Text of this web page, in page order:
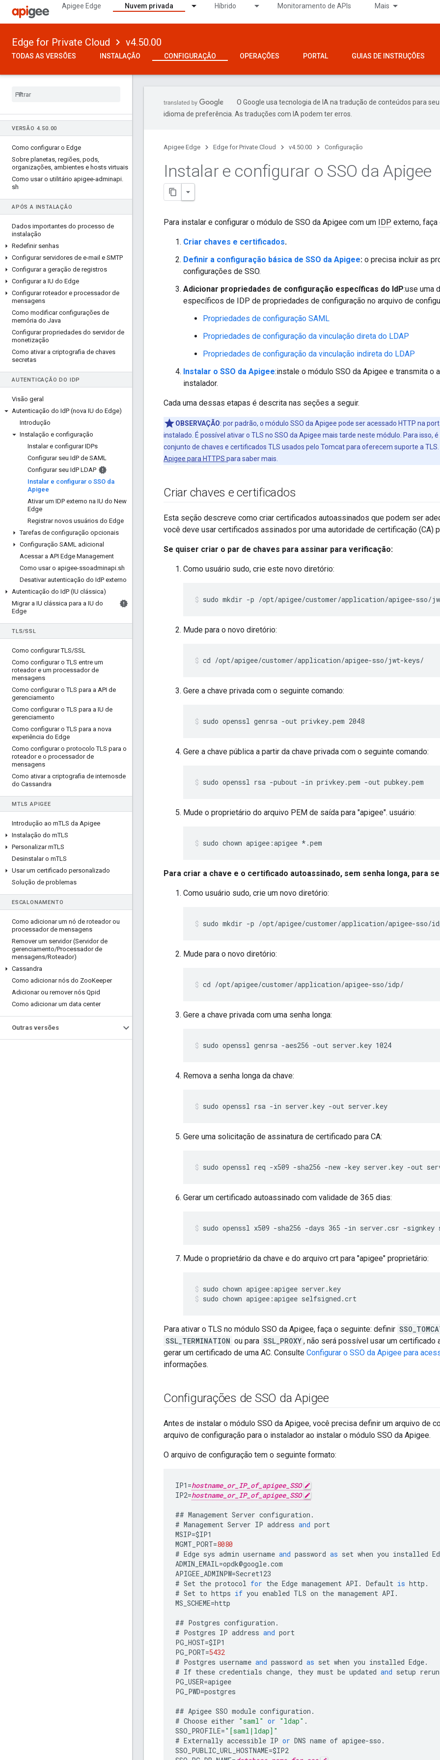
Apigee Edge Nuvem privada Híbrido Monitoramento de APIs Mais
Edge for Private Cloud v4.50.00
TODAS AS VERSÕES INSTALAÇÃO CONFIGURAÇÃO OPERAÇÕES PORTAL GUIAS DE INSTRUÇÕES
VERSÃO 4. 50.00
Como configurar o Edge
Sobre planetas, regiões, pods,
organizações, ambientes e hosts virtuais
Como usar o utilitário apigee-adminapi.
sh
APÓS A INSTALAÇÃO
Dados importantes do processo de
instalação
Redefinir senhas
Configurar servidores de e-mail e SMTP
Configurar a geração de registros
Configurar a IU do Edge
Configurar roteador e processador de
mensagens
Como modificar configurações de
memória do Java
Configurar propriedades do servidor de
monetização
Como ativar a criptografia de chaves
secretas
AUTENTICAÇÃO DO IDP
Visão geral
Autenticação do IdP (nova IU do Edge)
Introdução
Instalação e configuração
Instalar e configurar IDPs
Configurar seu IdP de SAML
Configurar seu IdP LDAP
Instalar e configurar o SSO da
Apigee
Ativar um IDP externo na IU do New
Edge
Registrar novos usuários do Edge
Tarefas de configuração opcionais
Configuração SAML adicional
Acessar a API Edge Management
Como usar o apigee-ssoadminapi.sh
Desativar autenticação do IdP externo
Autenticação do IdP (IU clássica)
Migrar a IU clássica para a IU do
Edge
TLS/SSL
Como configurar TLS/SSL
Como configurar o TLS entre um
roteador e um processador de
mensagens
Como configurar o TLS para a API de
gerenciamento
Como configurar o TLS para a IU de
gerenciamento
Como configurar o TLS para a nova
experiência do Edge
Como configurar o protocolo TLS para o
roteador e o processador de
mensagens
Como ativar a criptografia de internosde
do Cassandra
MTLS APIGEE
Introdução ao mTLS da Apigee
Instalação do mTLS
Personalizar mTLS
Desinstalar o mTLS
Usar um certificado personalizado
Solução de problemas
ESCALONAMENTO
Como adicionar um nó de roteador ou
processador de mensagens
Remover um servidor (Servidor de
gerenciamento/Processador de
mensagens/Roteador)
Cassandra
Como adicionar nós do ZooKeeper
Adicionar ou remover nós Qpid
Como adicionar um data center
Outras versões
O Google usa tecnologia de IA na tradução de conteúdos para seu
idioma de preferência. As traduções com IA podem ter erros.
Apigee Edge Edge for Private Cloud v4.50.00 Configuração
Instalar e configurar o SSO da Apigee
Para instalar e configurar o módulo de SSO da Apigee com um IDP externo,
Criar chaves e certificados.
Definir a configuração básica de SSO da Apigee: o precisa incluir as
configurações de SSO.
Adicionar propriedades de configuração específicas do IdP:use uma
específicos de IDP de propriedades de configuração no arquivo de
Propriedades de configuração SAML
Propriedades de configuração da vinculação direta do LDAP
Propriedades de configuração da vinculação indireta do LDAP
Instalar o SSO da Apigee:instale o módulo SSO da Apigee e transmita o
instalador.
Cada uma dessas etapas é descrita nas seções a seguir.
OBSERVAÇÃO: por padrão, o módulo SSO da Apigee pode ser acessado HTTP na
instalado. É possível ativar o TLS no SSO da Apigee mais tarde neste módulo. Para isso,
conjunto de chaves e certificados TLS usados pelo Tomcat para oferecem suporte a
Apigee para HTTPS para saber mais.
Criar chaves e certificados
Esta seção descreve como criar certificados autoassinados que podem ser
você deve usar certificados assinados por uma autoridade de certificação (CA)
Se quiser criar o par de chaves para assinar para verificação:
Como usuário sudo, crie este novo diretório:
sudo mkdir -p /opt/apigee/customer/application/apigee-sso/
Mude para o novo diretório:
cd /opt/apigee/customer/application/apigee-sso/jwt-keys/
Gere a chave privada com o seguinte comando:
sudo openssl genrsa -out privkey.pem 2048
Gere a chave pública a partir da chave privada com o seguinte comando:
sudo openssl rsa -pubout -in privkey.pem -out pubkey.pem
Mude o proprietário do arquivo PEM de saída para "apigee". usuário:
sudo chown apigee:apigee *.pem
Para criar a chave e o certificado autoassinado, sem senha longa, para
Como usuário sudo, crie um novo diretório:
sudo mkdir -p /opt/apigee/customer/application/apigee-sso/
Mude para o novo diretório:
cd /opt/apigee/customer/application/apigee-sso/idp/
Gere a chave privada com uma senha longa:
sudo openssl genrsa -aes256 -out server.key 1024
Remova a senha longa da chave:
sudo openssl rsa -in server.key -out server.key
Gere uma solicitação de assinatura de certificado para CA:
sudo openssl req -x509 -sha256 -new -key server.key -out
Gerar um certificado autoassinado com validade de 365 dias:
sudo openssl x509 -sha256 -days 365 -in server.csr -
Mude o proprietário da chave e do arquivo crt para "apigee" proprietário:
sudo chown apigee:apigee selfsigned.crt
Para ativar o TLS no módulo SSO da Apigee, faça o seguinte: definir
SSL_TERMINATION ou para SSL_PROXY , não será possível usar um certificado
gerar um certificado de uma AC. Consulte Configurar o SSO da Apigee para
informações.
Configurações de SSO da Apigee
Antes de instalar o módulo SSO da Apigee, você precisa definir um arquivo de
arquivo de configuração para o instalador ao instalar o módulo SSO da Apigee.
O arquivo de configuração tem o seguinte formato:
IP1 =hostname_or_IP_of_apigee_SSO
IP2=hostname_or_IP_of_apigee_SSO
## Management Server configuration .
# Management Server IP address and port
MSIP=$IP1
MGMT_PORT=8080
# Edge sys admin username and password as set when you installed
ADMIN_EMAIL=opdk@google.com
APIGEE_ADMINPW=Secret123
# Set the protocol for the Edge management API . Default is http .
# Set to https if you enabled TLS on the management API .
MS_SCHEME=http
## Postgres configuration .
# Postgres IP address and port
PG_HOST=$IP1
PG_PORT=5432
# Postgres username and password as set when you installed Edge.
# If these credentials change, they must be updated and setup rerun
PG_USER=apigee
PG_PWD=postgres
## Apigee SSO module configuration .
# Choose either "saml" or "ldap" .
SSO_PROFILE="[saml|ldap]"
# Externally accessible IP or DNS name of apigee-sso .
SSO_PUBLIC_URL_HOSTNAME=$IP2